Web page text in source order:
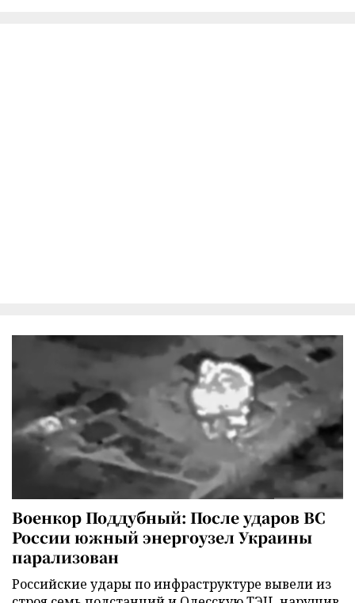
Военкор Поддубный: После ударов ВС
России южный энергоузел Украины
парализован
Российские удары по инфраструктуре вывели из